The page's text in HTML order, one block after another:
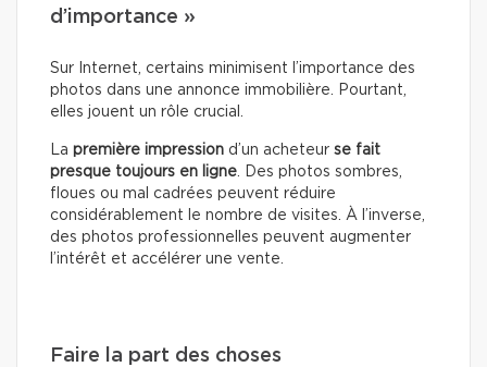
d’importance »
Sur Internet, certains minimisent l’importance des
photos dans une annonce immobilière. Pourtant,
elles jouent un rôle crucial.
La première impression d’un acheteur se fait
presque toujours en ligne. Des photos sombres,
floues ou mal cadrées peuvent réduire
considérablement le nombre de visites. À l’inverse,
des photos professionnelles peuvent augmenter
l’intérêt et accélérer une vente.
Faire la part des choses